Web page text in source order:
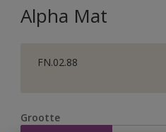
Alpha Mat
FN.02.88
Grootte